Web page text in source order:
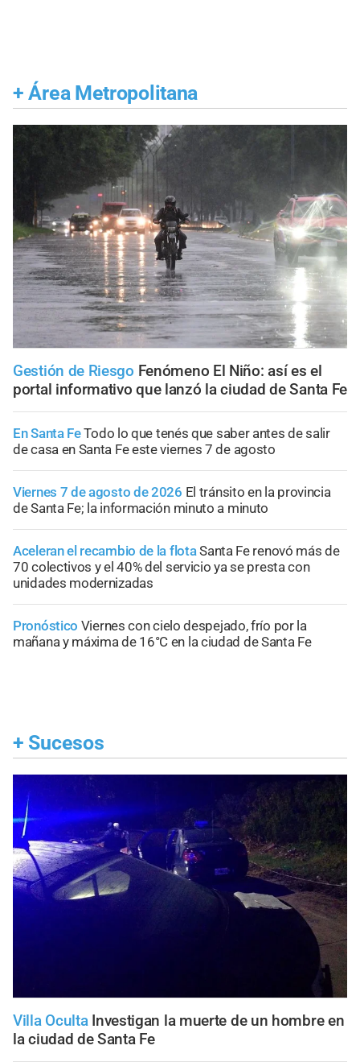
+ Área Metropolitana
Gestión de Riesgo Fenómeno El Niño: así es el
portal informativo que lanzó la ciudad de Santa Fe
En Santa FeTodo lo que tenés que saber antes de salir
de casa en Santa Fe este viernes 7 de agosto
Viernes 7 de agosto de 2026 El tránsito en la provincia
de Santa Fe; la información minuto a minuto
Aceleran el recambio de la flotaSanta Fe renovó más de
70 colectivos y el 40% del servicio ya se presta con
unidades modernizadas
Pronóstico Viernes con cielo despejado, frío por la
mañana y máxima de 16°C en la ciudad de Santa Fe
+ Sucesos
Villa Oculta Investigan la muerte de un hombre en
la ciudad de Santa Fe